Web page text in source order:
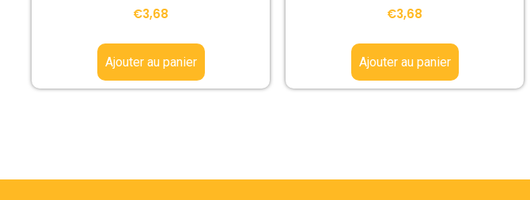
€3,68
Ajouter au panier
€3,68
Ajouter au panier